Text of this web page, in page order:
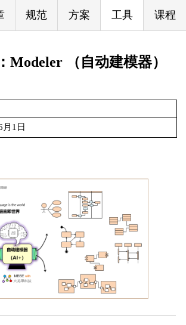
规范 方案 工具 课程
Modeler （自动建模器）
月1日